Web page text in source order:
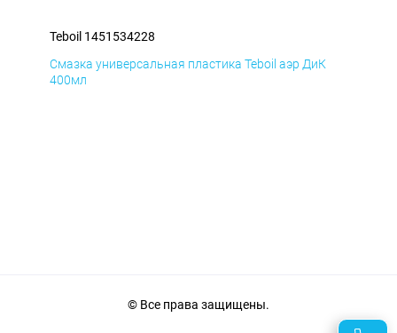
Teboil 1451534228
Смазка универсальная пластика Teboil аэр ДиК
400мл
© Все права защищены.